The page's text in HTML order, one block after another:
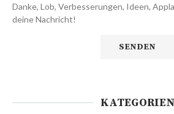
Danke, Lob, Verbesserungen, Ideen,
deine Nachricht!
KATEGORIEN